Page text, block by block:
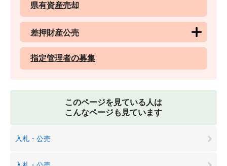
県有資産売却
差押財産公売
指定管理者の募集
このページを見ている人は
こんなページも見ています
入札・公売